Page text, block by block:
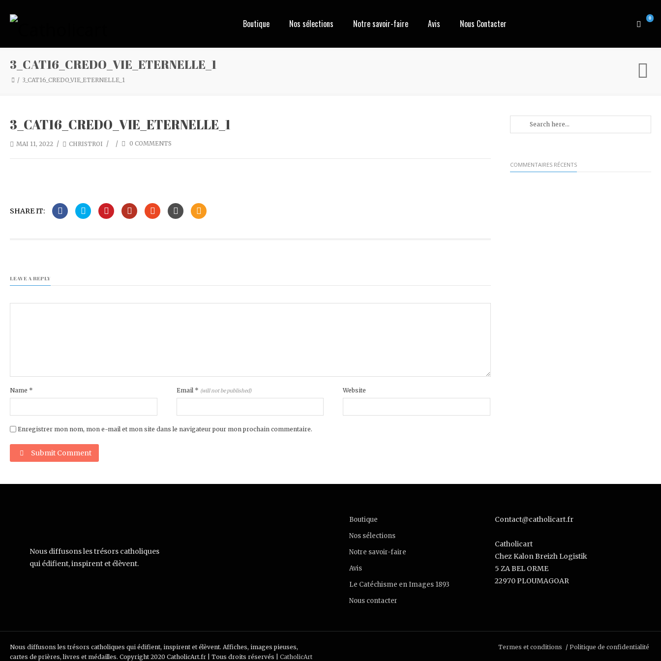
Boutique Nos sélections Notre savoir-faire Avis Nous Contacter 0
3_CAT16_CREDO_VIE_ETERNELLE_1
3_CAT16_CREDO_VIE_ETERNELLE_1
3_CAT16_CREDO_VIE_ETERNELLE_1
MAI 11, 2022 / CHRISTROI / / 0 COMMENTS
SHARE IT:
LEAVE A REPLY
Name * Email * (will not be published) Website
Enregistrer mon nom, mon e-mail et mon site dans le navigateur pour mon prochain commentaire.
Submit Comment
COMMENTAIRES RÉCENTS
Nous diffusons les trésors catholiques
qui édifient, inspirent et élèvent.
Boutique
Nos sélections
Notre savoir-faire
Avis
Le Catéchisme en Images 1893
Nous contacter
Contact@catholicart.fr
Catholicart
Chez Kalon Breizh Logistik
5 ZA BEL ORME
22970 PLOUMAGOAR
Nous diffusons les trésors catholiques qui édifient, inspirent et élèvent. Affiches, images pieuses,
cartes de prières, livres et médailles. Copyright 2020 CatholicArt.fr | Tous droits réservés | CatholicArt
Termes et conditions Politique de confidentialité